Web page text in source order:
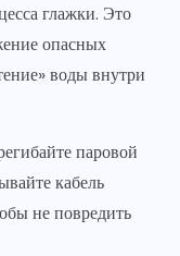
глажки. Это
опасных
воды внутри
паровой
кабель
не повредить